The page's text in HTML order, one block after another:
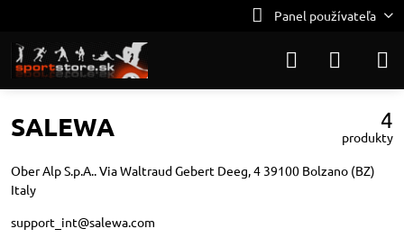
Panel používateľa
SALEWA 4
produkty
Ober Alp S.p.A.. Via Waltraud Gebert Deeg, 4 39100 Bolzano (BZ)
Italy
support_int@salewa.com